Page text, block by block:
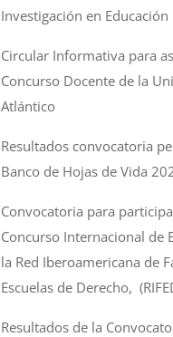
Investigación en
Circular Informativa para
Concurso Docente de la
Atlántico
Resultados convocatoria
Banco de Hojas de Vida
Convocatoria para
Concurso Internacional de
la Red Iberoamericana de
Escuelas de Derecho,
Resultados de la